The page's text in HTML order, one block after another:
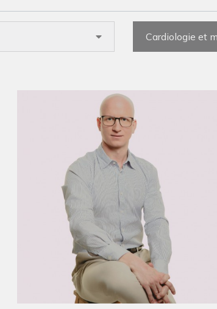
Cardiologie et
ESTIVALE 2026
CIC Montreux
Clinique CIC Montreux est en pause estivale
Centre de Consultation
reste ouvert pendant
(021 989 28 70) ainsi que laRadiologie